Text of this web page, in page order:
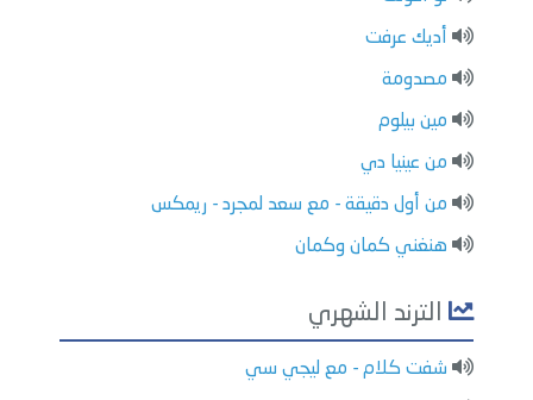
أديك عرفت
مصدومة
مين بيلوم
من عينيا دي
من أول دقيقة - مع سعد لمجرد - ريمكس
هنغني كمان وكمان
الترند الشهري
شفت كلام - مع ليجي سي